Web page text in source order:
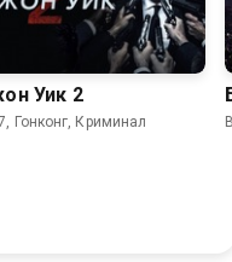
Уик 2
Гонконг, Криминал